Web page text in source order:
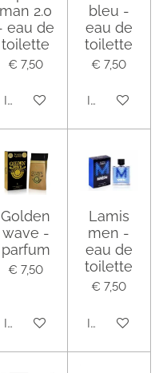
man 2.0
eau de
toilette
€ 7,50
In winkelwagen
bleu -
eau de
toilette
€ 7,50
In
Golden
wave -
parfum
€ 7,50
In winkelwagen
Lamis
men -
eau de
toilette
€ 7,50
In